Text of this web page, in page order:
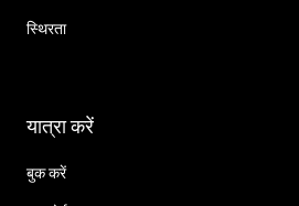
स्थिरता
यात्रा करें
बुक करें